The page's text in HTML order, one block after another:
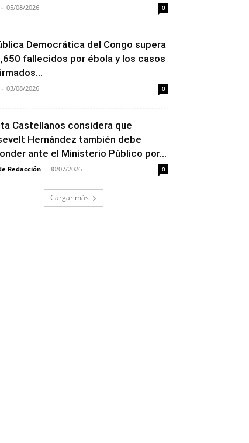
- 05/08/2026 0
Democrática del Congo supera
fallecidos por ébola y los casos
- 03/08/2026 0
Castellanos considera que
Hernández también debe
ante el Ministerio Público por...
Redacción - 30/07/2026 0
Cargar más